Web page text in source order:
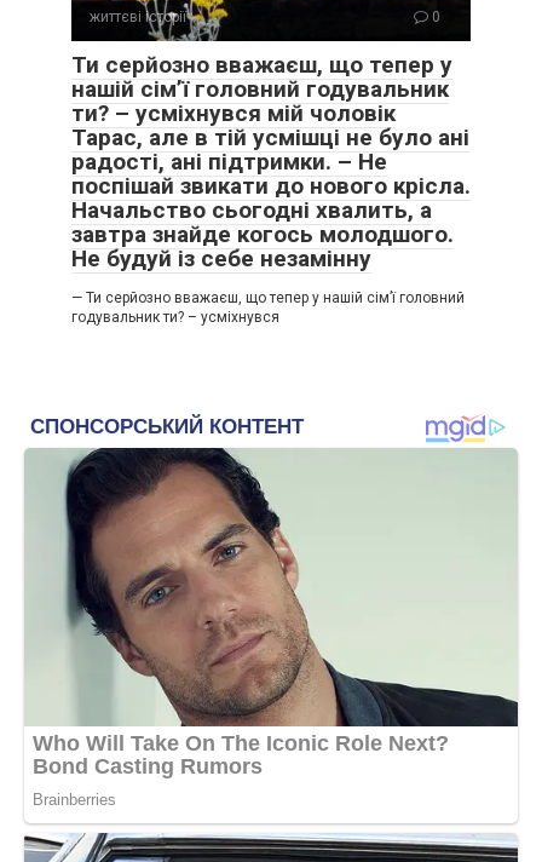
життєві історії 0
Ти серйозно вважаєш, що тепер у
нашій сім’ї головний годувальник
ти? – усміхнувся мій чоловік
Тарас, але в тій усмішці не було ані
радості, ані підтримки. – Не
поспішай звикати до нового крісла.
Начальство сьогодні хвалить, а
завтра знайде когось молодшого.
Не будуй із себе незамінну
— Ти серйозно вважаєш, що тепер у нашій сім’ї головний
годувальник ти? – усміхнувся